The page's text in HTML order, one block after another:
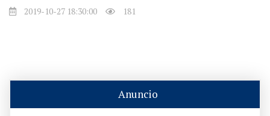
2019-10-27 18:30:00 181
Anuncio